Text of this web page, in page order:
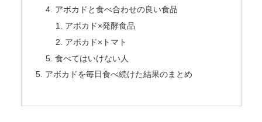
アボカドと食べ合わせの良い食品
アボカド×発酵食品
アボカド×トマト
食べてはいけない人
アボカドを毎日食べ続けた結果のまとめ